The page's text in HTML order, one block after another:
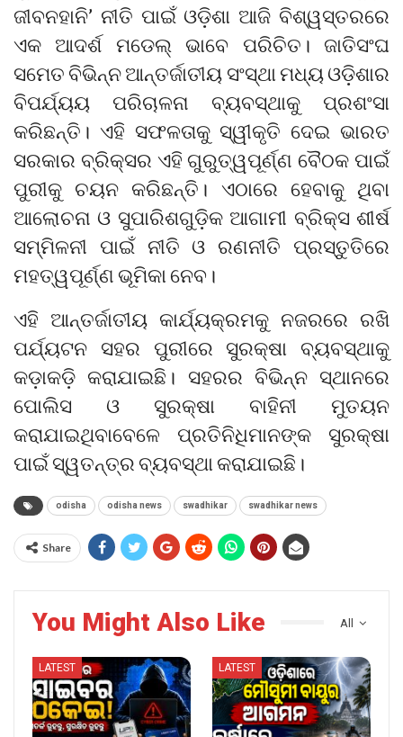
ଜୀବନହାନି’ ନୀତି ପାଇଁ ଓଡ଼ିଶା ଆଜି ବିଶ୍ୱସ୍ତରରେ
ଏକ ଆଦର୍ଶ ମଡେଲ୍ ଭାବେ ପରିଚିତ। ଜାତିସଂଘ
ସମେତ ବିଭିନ୍ନ ଆନ୍ତର୍ଜାତୀୟ ସଂସ୍ଥା ମଧ୍ୟ ଓଡ଼ିଶାର
ବିପର୍ଯ୍ୟୟ ପରିଚାଳନା ବ୍ୟବସ୍ଥାକୁ ପ୍ରଶଂସା
କରିଛନ୍ତି। ଏହି ସଫଳତାକୁ ସ୍ୱୀକୃତି ଦେଇ ଭାରତ
ସରକାର ବ୍ରିକ୍ସର ଏହି ଗୁରୁତ୍ୱପୂର୍ଣ୍ଣ ବୈଠକ ପାଇଁ
ପୁରୀକୁ ଚୟନ କରିଛନ୍ତି। ଏଠାରେ ହେବାକୁ ଥିବା
ଆଲୋଚନା ଓ ସୁପାରିଶଗୁଡ଼ିକ ଆଗାମୀ ବ୍ରିକ୍ସ ଶୀର୍ଷ
ସମ୍ମିଳନୀ ପାଇଁ ନୀତି ଓ ରଣନୀତି ପ୍ରସ୍ତୁତିରେ
ମହତ୍ୱପୂର୍ଣ୍ଣ ଭୂମିକା ନେବ।
ଏହି ଆନ୍ତର୍ଜାତୀୟ କାର୍ଯ୍ୟକ୍ରମକୁ ନଜରରେ ରଖି
ପର୍ଯ୍ୟଟନ ସହର ପୁରୀରେ ସୁରକ୍ଷା ବ୍ୟବସ୍ଥାକୁ
କଡ଼ାକଡ଼ି କରାଯାଇଛି। ସହରର ବିଭିନ୍ନ ସ୍ଥାନରେ
ପୋଲିସ ଓ ସୁରକ୍ଷା ବାହିନୀ ମୁତୟନ
କରାଯାଇଥିବାବେଳେ ପ୍ରତିନିଧିମାନଙ୍କ ସୁରକ୍ଷା
ପାଇଁ ସ୍ୱତନ୍ତ୍ର ବ୍ୟବସ୍ଥା କରାଯାଇଛି।
odisha odisha news swadhikar swadhikar news
Share
All
You Might Also Like
LATEST LATEST